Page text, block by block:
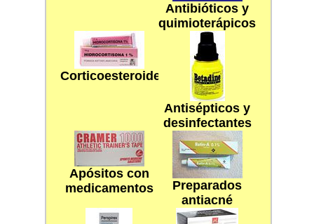
Antibióticos y
quimioterápicos
Corticoesteroides
Antisépticos y
desinfectantes
Apósitos con
medicamentos
Preparados
antiacné